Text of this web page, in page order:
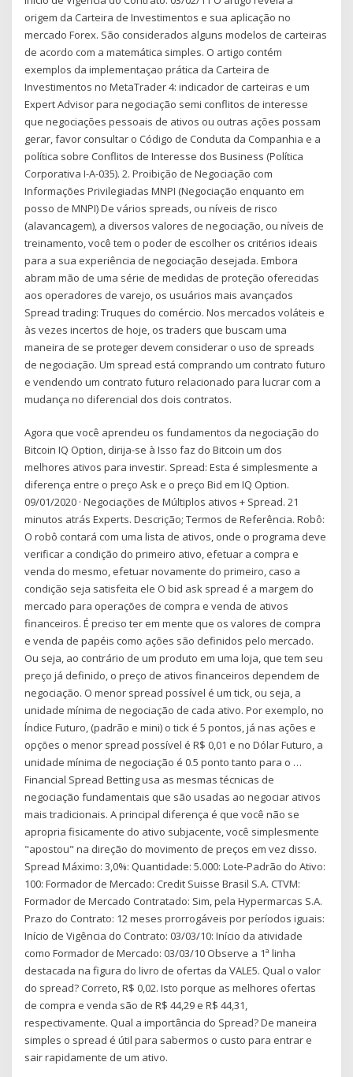
origem da Carteira de Investimentos e sua aplicação no
mercado Forex. São considerados alguns modelos de carteiras
de acordo com a matemática simples. O artigo contém
exemplos da implementaçao prática da Carteira de
Investimentos no MetaTrader 4: indicador de carteiras e um
Expert Advisor para negociação semi conflitos de interesse
que negociações pessoais de ativos ou outras ações possam
gerar, favor consultar o Código de Conduta da Companhia e a
política sobre Conflitos de Interesse dos Business (Política
Corporativa I-A-035). 2. Proibição de Negociação com
Informações Privilegiadas MNPI (Negociação enquanto em
posso de MNPI) De vários spreads, ou níveis de risco
(alavancagem), a diversos valores de negociação, ou níveis de
treinamento, você tem o poder de escolher os critérios ideais
para a sua experiência de negociação desejada. Embora
abram mão de uma série de medidas de proteção oferecidas
aos operadores de varejo, os usuários mais avançados
Spread trading: Truques do comércio. Nos mercados voláteis e
às vezes incertos de hoje, os traders que buscam uma
maneira de se proteger devem considerar o uso de spreads
de negociação. Um spread está comprando um contrato futuro
e vendendo um contrato futuro relacionado para lucrar com a
mudança no diferencial dos dois contratos.
Agora que você aprendeu os fundamentos da negociação do
Bitcoin IQ Option, dirija-se à Isso faz do Bitcoin um dos
melhores ativos para investir. Spread: Esta é simplesmente a
diferença entre o preço Ask e o preço Bid em IQ Option.
09/01/2020 · Negociações de Múltiplos ativos + Spread. 21
minutos atrás Experts. Descrição; Termos de Referência. Robô:
O robô contará com uma lista de ativos, onde o programa deve
verificar a condição do primeiro ativo, efetuar a compra e
venda do mesmo, efetuar novamente do primeiro, caso a
condição seja satisfeita ele O bid ask spread é a margem do
mercado para operações de compra e venda de ativos
financeiros. É preciso ter em mente que os valores de compra
e venda de papéis como ações são definidos pelo mercado.
Ou seja, ao contrário de um produto em uma loja, que tem seu
preço já definido, o preço de ativos financeiros dependem de
negociação. O menor spread possível é um tick, ou seja, a
unidade mínima de negociação de cada ativo. Por exemplo, no
Índice Futuro, (padrão e mini) o tick é 5 pontos, já nas ações e
opções o menor spread possível é R$ 0,01 e no Dólar Futuro, a
unidade mínima de negociação é 0.5 ponto tanto para o …
Financial Spread Betting usa as mesmas técnicas de
negociação fundamentais que são usadas ao negociar ativos
mais tradicionais. A principal diferença é que você não se
apropria fisicamente do ativo subjacente, você simplesmente
"apostou" na direção do movimento de preços em vez disso.
Spread Máximo: 3,0%: Quantidade: 5.000: Lote-Padrão do Ativo:
100: Formador de Mercado: Credit Suisse Brasil S.A. CTVM:
Formador de Mercado Contratado: Sim, pela Hypermarcas S.A.
Prazo do Contrato: 12 meses prorrogáveis por períodos iguais:
Início de Vigência do Contrato: 03/03/10: Início da atividade
como Formador de Mercado: 03/03/10 Observe a 1ª linha
destacada na figura do livro de ofertas da VALE5. Qual o valor
do spread? Correto, R$ 0,02. Isto porque as melhores ofertas
de compra e venda são de R$ 44,29 e R$ 44,31,
respectivamente. Qual a importância do Spread? De maneira
simples o spread é útil para sabermos o custo para entrar e
sair rapidamente de um ativo.